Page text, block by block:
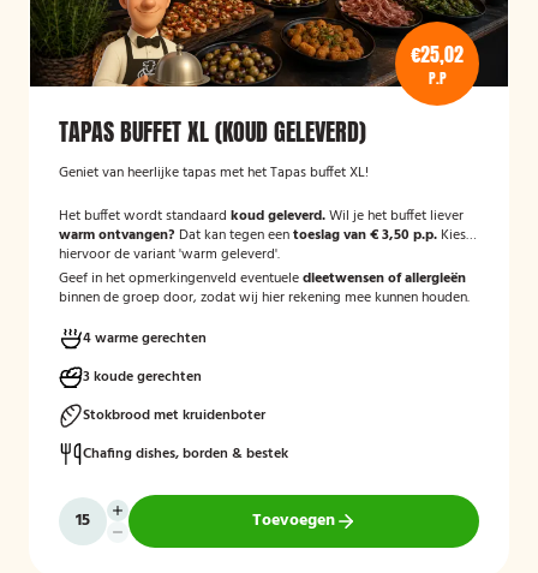
€25,02
P.P
TAPAS BUFFET XL (KOUD GELEVERD)
Geniet van heerlijke tapas met het Tapas buffet XL!
Het buffet wordt standaard koud geleverd.Wil je het buffet liever
warm ontvangen? Dat kan tegen eentoeslag van € 3,50 p.p. Kies
hiervoor de variant 'warm geleverd'.
Geef in het opmerkingenveld eventueledieetwensen of allergieën
binnen de groep door, zodat wij hier rekening mee kunnen houden.
4 warme gerechten
3 koude gerechten
Stokbrood met kruidenboter
Chafing dishes, borden & bestek
Toevoegen